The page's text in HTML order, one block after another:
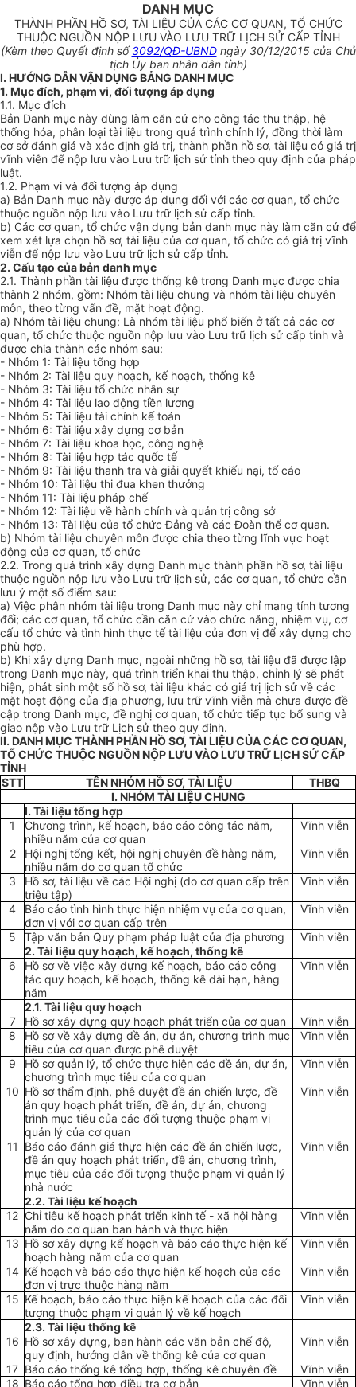
DANH MỤC
THÀNH PHẦN HỒ SƠ, TÀI LIỆU CỦA CÁC CƠ QUAN, TỔ CHỨC
THUỘC NGUỒN NỘP LƯU VÀO LƯU TRỮ LỊCH SỬ CẤP TỈNH
(Kèm theo Quyết định số3092/QĐ-UBNDngày 30/12/2015 của Chủ
tịch Ủy ban nhân dân tỉnh)
I. HƯỚNG DẪN VẬN DỤNG BẢNG DANH MỤC
1. Mục đích, phạm vi, đối tượng áp dụng
1.1. Mục đích
Bản Danh mục này dùng làm căn cứ cho công tác thu thập, hệ
thống hóa, phân loại tài liệu trong quá trình chỉnh lý, đồng thời làm
cơ sở đánh giá và xác định giá trị, thành phần hồ sơ, tài liệu có giá trị
vĩnh viễn để nộp lưu vào Lưu trữ lịch sử tỉnh theo quy định của pháp
luật.
1.2. Phạm vi và đối tượng áp dụng
a) Bản Danh mục này được áp dụng đối với các cơ quan, tổ chức
thuộc nguồn nộp lưu vào Lưu trữ lịch sử cấp tỉnh.
b) Các cơ quan, tổ chức vận dụng bản danh mục này làm căn cứ để
xem xét lựa chọn hồ sơ, tài liệu của cơ quan, tổ chức có giá trị vĩnh
viễn để nộp lưu vào Lưu trữ lịch sử cấp tỉnh.
2. Cấu tạo của bản danh mục
2.1. Thành phần tài liệu được thống kê trong Danh mục được chia
thành 2 nhóm, gồm: Nhóm tài liệu chung và nhóm tài liệu chuyên
môn, theo từng vấn đề, mặt hoạt động.
a) Nhóm tài liệu chung: Là nhóm tài liệu phổ biến ở tất cả các cơ
quan, tổ chức thuộc nguồn nộp lưu vào Lưu trữ lịch sử cấp tỉnh và
được chia thành các nhóm sau:
- Nhóm 1: Tài liệu tổng hợp
- Nhóm 2: Tài liệu quy hoạch, kế hoạch, thống kê
- Nhóm 3: Tài liệu tổ chức nhân sự
- Nhóm 4: Tài liệu lao động tiền lương
- Nhóm 5: Tài liệu tài chính kế toán
- Nhóm 6: Tài liệu xây dựng cơ bản
- Nhóm 7: Tài liệu khoa học, công nghệ
- Nhóm 8: Tài liệu hợp tác quốc tế
- Nhóm 9: Tài liệu thanh tra và giải quyết khiếu nại, tố cáo
- Nhóm 10: Tài liệu thi đua khen thưởng
- Nhóm 11: Tài liệu pháp chế
- Nhóm 12: Tài liệu về hành chính và quản trị công sở
- Nhóm 13: Tài liệu của tổ chức Đảng và các Đoàn thể cơ quan.
b) Nhóm tài liệu chuyên môn được chia theo từng lĩnh vực hoạt
động của cơ quan, tổ chức
2.2. Trong quá trình xây dựng Danh mục thành phần hồ sơ, tài liệu
thuộc nguồn nộp lưu vào Lưu trữ lịch sử, các cơ quan, tổ chức cần
lưu ý một số điểm sau:
a) Việc phân nhóm tài liệu trong Danh mục này chỉ mang tính tương
đối; các cơ quan, tổ chức cần căn cứ vào chức năng, nhiệm vụ, cơ
cấu tổ chức và tình hình thực tế tài liệu của đơn vị để xây dựng cho
phù hợp.
b) Khi xây dựng Danh mục, ngoài những hồ sơ, tài liệu đã được lập
trong Danh mục này, quá trình triển khai thu thập, chỉnh lý sẽ phát
hiện, phát sinh một số hồ sơ, tài liệu khác có giá trị lịch sử về các
mặt hoạt động của địa phương, lưu trữ vĩnh viễn mà chưa được đề
cập trong Danh mục, đề nghị cơ quan, tổ chức tiếp tục bổ sung và
giao nộp vào Lưu trữ Lịch sử theo quy định.
II. DANH MỤC THÀNH PHẦN HỒ SƠ, TÀI LIỆU CỦA CÁC CƠ QUAN,
TỔ CHỨC THUỘC NGUỒN NỘP LƯU VÀO LƯU TRỮ LỊCH SỬ CẤP
TỈNH
STT
TÊN NHÓM HỒ SƠ, TÀI LIỆU
THBQ
I. NHÓM TÀI LIỆU CHUNG
I. Tài liệu tổng hợp
1
Chương trình, kế hoạch, báo cáo công tác năm,
nhiều năm của cơ quan
Vĩnh viễn
2
Hội nghị tổng kết, hội nghị chuyên đề hằng năm,
nhiều năm do cơ quan tổ chức
Vĩnh viễn
3
Hồ sơ, tài liệu về các Hội nghị (do cơ quan cấp trên
triệu tập)
Vĩnh viễn
4
Báo cáo tình hình thực hiện nhiệm vụ của cơ quan,
đơn vị với cơ quan cấp trên
Vĩnh viễn
5 Tập văn bản Quy phạm pháp luật của địa phương
Vĩnh viễn
2. Tài liệu quy hoạch, kế hoạch, thống kê
6
Hồ sơ về việc xây dựng kế hoạch, báo cáo công
tác quy hoạch, kế hoạch, thống kê dài hạn, hàng
năm
Vĩnh viễn
2.1. Tài liệu quy hoạch
7
Hồ sơ xây dựng quy hoạch phát triển của cơ quan
Vĩnh viễn
8
Hồ sơ về xây dựng đề án, dự án, chương trình mục
tiêu của cơ quan được phê duyệt
Vĩnh viễn
9
Hồ sơ quản lý, tổ chức thực hiện các đề án, dự án,
chương trình mục tiêu của cơ quan
Vĩnh viễn
10 Hồ sơ thẩm định, phê duyệt đề án chiến lược, đề
án quy hoạch phát triển, đề án, dự án, chương
trình mục tiêu của các đối tượng thuộc phạm vi
quản lý của cơ quan
Vĩnh viễn
11
Báo cáo đánh giá thực hiện các đề án chiến lược,
đề án quy hoạch phát triển, đề án, chương trình,
mục tiêu của các đối tượng thuộc phạm vi quản lý
nhà nước
Vĩnh viễn
2.2. Tài liệu kế hoạch
12 Chỉ tiêu kế hoạch phát triển kinh tế - xã hội hàng
năm do cơ quan ban hành và thực hiện
Vĩnh viễn
13 Hồ sơ xây dựng kế hoạch và báo cáo thực hiện kế
hoạch hàng năm của cơ quan
Vĩnh viễn
14 Kếhoạch và báo cáo thực hiện kế hoạch của các
đơn vị trực thuộc hàng năm
Vĩnh viễn
15 Kếhoạch, báo cáo thực hiện kế hoạch của các đối
tượng thuộc phạm vi quản lý về kế hoạch
Vĩnh viễn
2.3. Tài liệu thống kê
16 Hồ sơ xây dựng, ban hành các văn bản chế độ,
quy định, hướng dẫn về thống kê của cơ quan
Vĩnh viễn
17 Báo cáo thống kê tổng hợp, thống kê chuyên đề
Vĩnh viễn
18 Báo cáo tổng hợp điều tra cơ bản Vĩnh viễn